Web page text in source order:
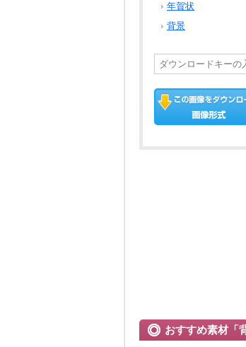
年賀状
背景
おすすめ素材「